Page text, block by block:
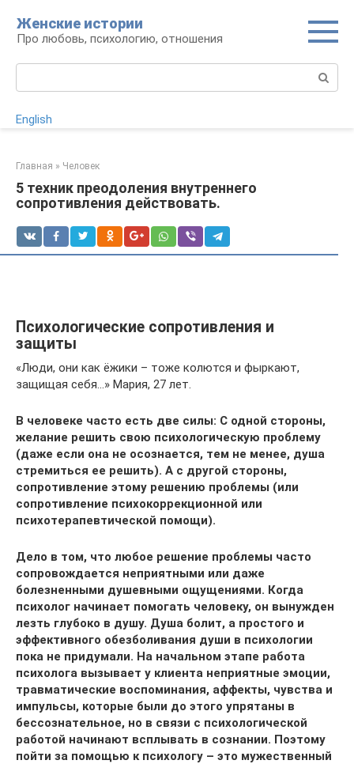
контенту
Женские истории
Про любовь, психологию, отношения
English
Главная » Человек
5 техник преодоления внутреннего
сопротивления действовать.
Психологические сопротивления и
защиты
«Люди, они как ёжики – тоже колются и фыркают,
защищая себя…» Мария, 27 лет.
В человеке часто есть две силы: С одной стороны,
желание решить свою психологическую проблему
(даже если она не осознается, тем не менее, душа
стремиться ее решить). А с другой стороны,
сопротивление этому решению проблемы (или
сопротивление психокоррекционной или
психотерапевтической помощи).
Дело в том, что любое решение проблемы часто
сопровождается неприятными или даже
болезненными душевными ощущениями. Когда
психолог начинает помогать человеку, он вынужден
лезть глубоко в душу. Душа болит, а простого и
эффективного обезболивания души в психологии
пока не придумали. На начальном этапе работа
психолога вызывает у клиента неприятные эмоции,
травматические воспоминания, аффекты, чувства и
импульсы, которые были до этого упрятаны в
бессознательное, но в связи с психологической
работой начинают всплывать в сознании. Поэтому
пойти за помощью к психологу – это мужественный